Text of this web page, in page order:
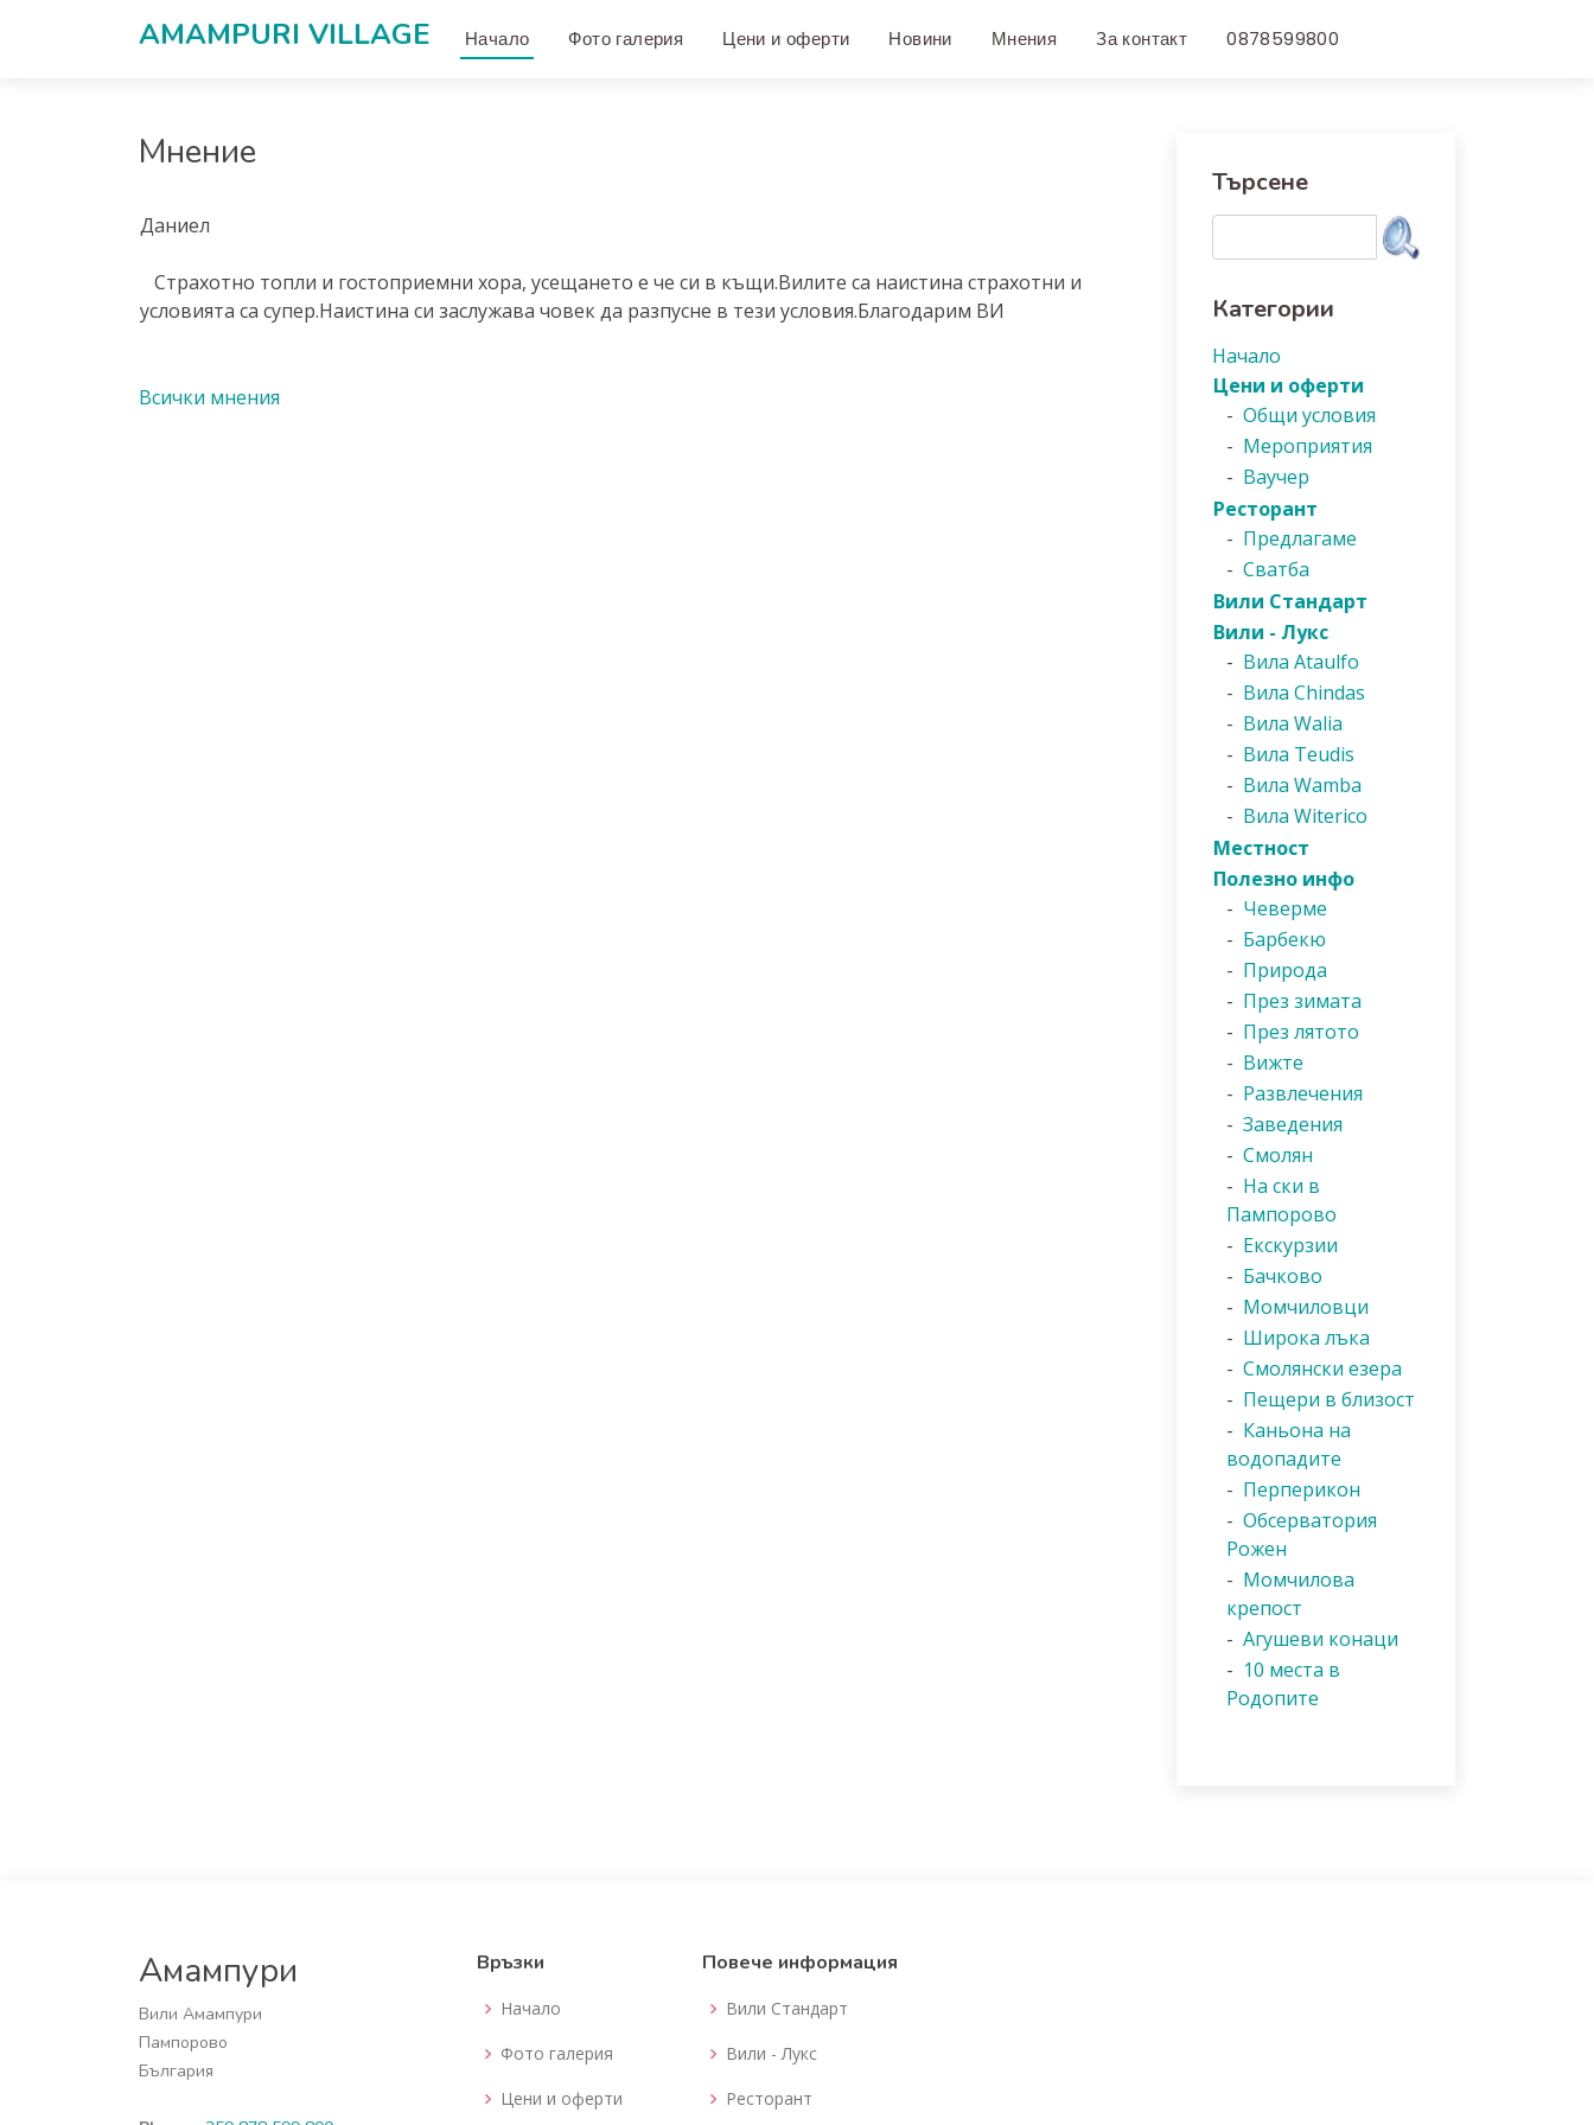
AMAMPURI VILLAGЕ Начало Фото галерия Цени и оферти Новини Мнения За контакт 0878599800
Мнениe
Даниел
Страхотно топли и гостоприемни хора, усещането е че си в къщи.Вилите са наистина страхотни и
условията са супер.Наистина си заслужава човек да разпусне в тези условия.Благодарим ВИ
Всички мнения
Търсене
Категории
Начало
Цени и оферти
- Общи условия
- Мероприятия
- Ваучер
Ресторант
- Предлагаме
- Сватба
Вили Стандарт
Вили - Лукс
- Вила Ataulfo
- Вила Chindas
- Вила Walia
- Вила Teudis
- Вила Wamba
- Вила Witerico
Местност
Полезно инфо
- Чеверме
- Барбекю
- Природа
- През зимата
- През лятото
- Вижте
- Развлечения
- Заведения
- Смолян
- На ски в
Пампорово
- Екскурзии
- Бачково
- Момчиловци
- Широка лъка
- Смолянски езера
- Пещери в близост
- Каньона на
водопадите
- Перперикон
- Обсерватория
Рожен
- Момчилова
крепост
- Агушеви конаци
- 10 места в
Родопите
Амампури
Вили Амампури
Пампорово
България
Връзки
Начало
Фото галерия
Цени и оферти
Повече информация
Вили Стандарт
Вили - Лукс
Ресторант